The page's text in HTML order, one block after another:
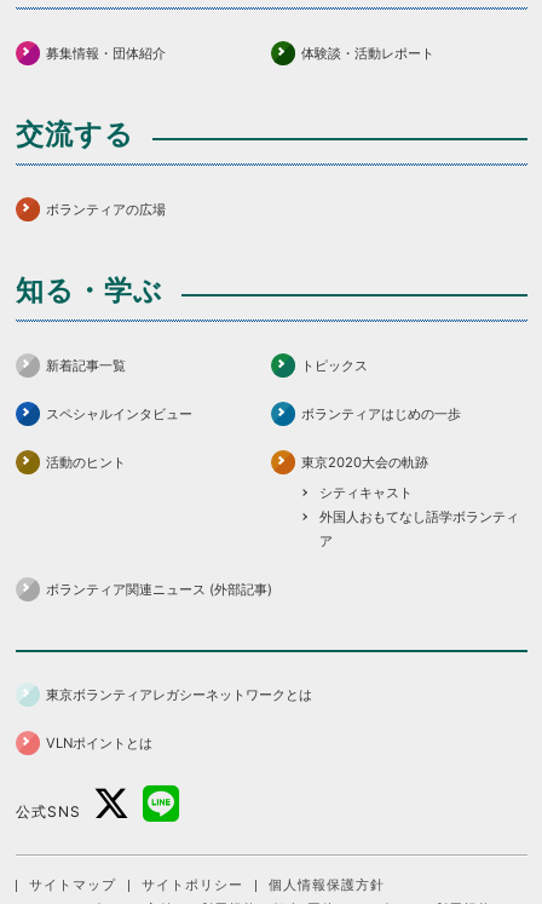
募集情報・団体紹介 体験談・活動レポート
交流する
ボランティアの広場
知る・学ぶ
新着記事一覧 トピックス
スペシャルインタビュー ボランティアはじめの一歩
活動のヒント
東京2020大会の軌跡
シティキャスト
外国人おもてなし語学ボランティ
ア
ボランティア関連ニュース (外部記事)
東京ボランティアレガシーネットワークとは
VLNポイントとは
公式SNS
サイトマップ サイトポリシー
個人情報保護方針